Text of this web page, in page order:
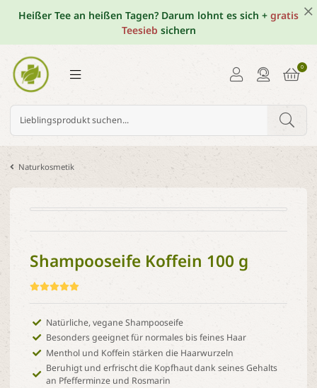
Heißer Tee an heißen Tagen? Darum lohnt es sich + gratis
Teesieb sichern
0
Naturkosmetik
Shampooseife Koffein 100 g
Natürliche, vegane Shampooseife
Besonders geeignet für normales bis feines Haar
Menthol und Koffein stärken die Haarwurzeln
Beruhigt und erfrischt die Kopfhaut dank seines Gehalts
an Pfefferminze und Rosmarin